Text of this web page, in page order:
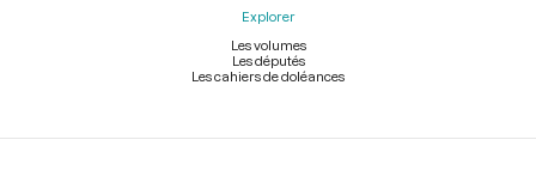
Explorer
Les volumes
Les députés
Les cahiers de doléances